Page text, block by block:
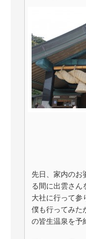
先日、家内のお
る間に出雲さん
大社に行って参
僕も行ってみた
の皆生温泉を予